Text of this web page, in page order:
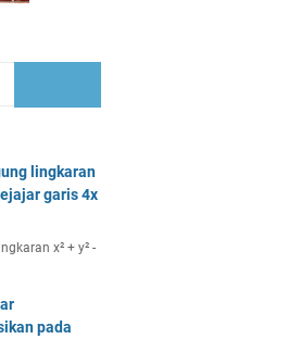
lingkaran
garis 4x
x² + y² -
pada